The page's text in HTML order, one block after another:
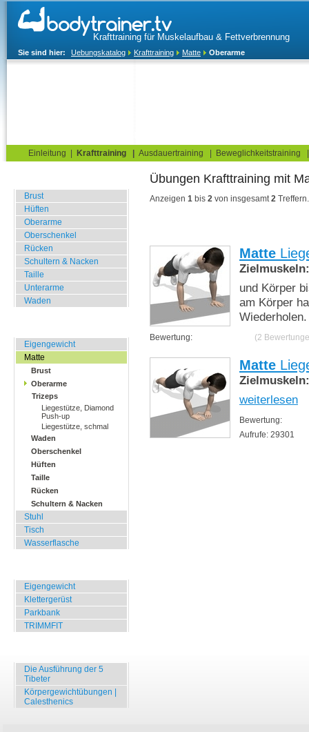
Krafttraining für Muskelaufbau & Fettverbrennung
Sie sind hier: Uebungskatalog Krafttraining Matte Oberarme
Einleitung Krafttraining Ausdauertraining Beweglichkeitstraining
Brust
Hüften
Oberarme
Oberschenkel
Rücken
Schultern & Nacken
Taille
Unterarme
Waden
Eigengewicht
Matte
Brust
Oberarme
Trizeps
Liegestütze, Diamond
Push-up
Liegestütze, schmal
Waden
Oberschenkel
Hüften
Taille
Rücken
Schultern & Nacken
Stuhl
Tisch
Wasserflasche
Eigengewicht
Klettergerüst
Parkbank
TRIMMFIT
Die Ausführung der 5
Tibeter
Körpergewichtübungen |
Calesthenics
Übungen
Anzeigen 1 bis 2 von insgesamt2 Treffern.
Matte
Zielmuskeln:
und Körper
am Körper
Bewertung: (2
Matte
Zielmuskeln:
weiterlesen
Bewertung:
Aufrufe: 29301